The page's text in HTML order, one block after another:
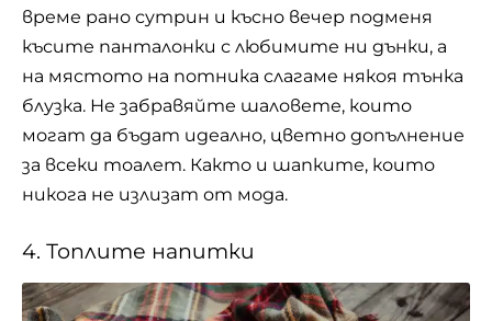
време рано сутрин и късно вечер подменя
късите панталонки с любимите ни дънки, а
на мястото на потника слагаме някоя тънка
блузка. Не забравяйте шаловете, които
могат да бъдат идеално, цветно допълнение
за всеки тоалет. Както и шапките, които
никога не излизат от мода.
4. Топлите напитки